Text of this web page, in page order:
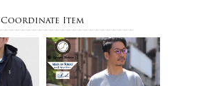
Coordinate Item